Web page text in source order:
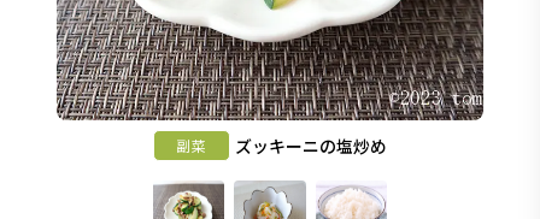
副菜 ズッキーニの塩炒め